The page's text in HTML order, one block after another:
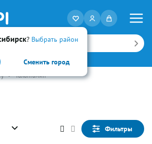
? Выбрать район
Сменить город
• Галантамин
Фильтры